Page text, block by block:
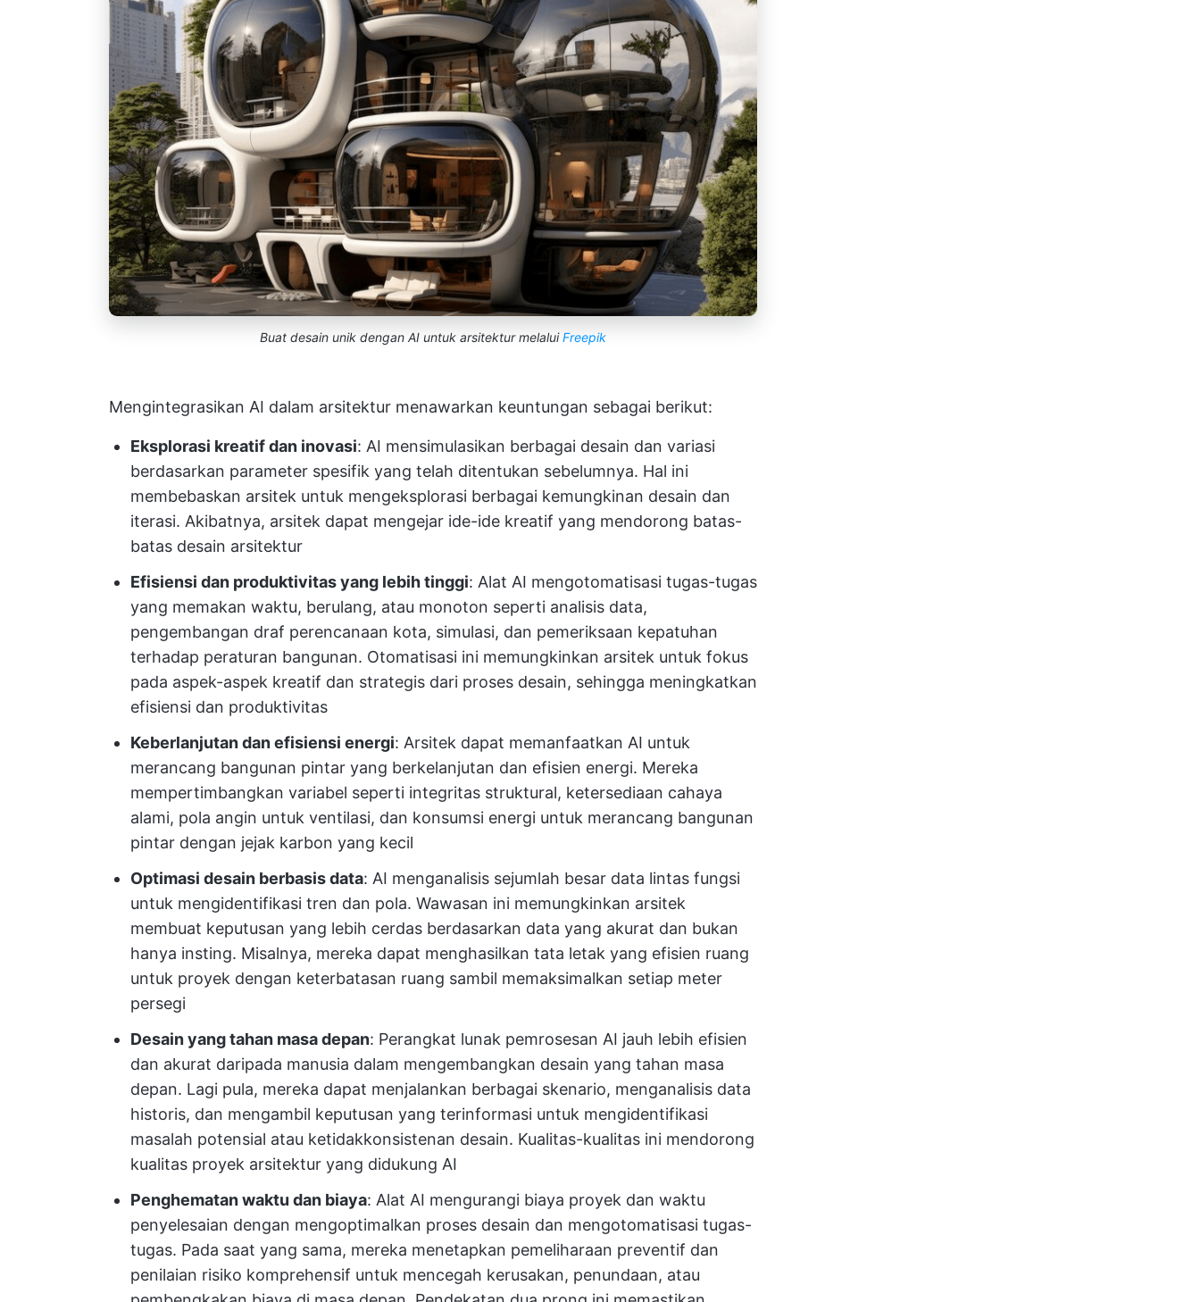
Buat desain unik dengan AI untuk arsitektur melaluiFreepik
Mengintegrasikan AI dalam arsitektur menawarkan keuntungan sebagai berikut:
Eksplorasi kreatif dan inovasi: AI mensimulasikan berbagai desain dan variasi
berdasarkan parameter spesifik yang telah ditentukan sebelumnya. Hal ini
membebaskan arsitek untuk mengeksplorasi berbagai kemungkinan desain dan
iterasi. Akibatnya, arsitek dapat mengejar ide-ide kreatif yang mendorong batas-
batas desain arsitektur
Efisiensi dan produktivitas yang lebih tinggi: Alat AI mengotomatisasi tugas-tugas
yang memakan waktu, berulang, atau monoton seperti analisis data,
pengembangan draf perencanaan kota, simulasi, dan pemeriksaan kepatuhan
terhadap peraturan bangunan. Otomatisasi ini memungkinkan arsitek untuk fokus
pada aspek-aspek kreatif dan strategis dari proses desain, sehingga meningkatkan
efisiensi dan produktivitas
Keberlanjutan dan efisiensi energi: Arsitek dapat memanfaatkan AI untuk
merancang bangunan pintar yang berkelanjutan dan efisien energi. Mereka
mempertimbangkan variabel seperti integritas struktural, ketersediaan cahaya
alami, pola angin untuk ventilasi, dan konsumsi energi untuk merancang bangunan
pintar dengan jejak karbon yang kecil
Optimasi desain berbasis data: AI menganalisis sejumlah besar data lintas fungsi
untuk mengidentifikasi tren dan pola. Wawasan ini memungkinkan arsitek
membuat keputusan yang lebih cerdas berdasarkan data yang akurat dan bukan
hanya insting. Misalnya, mereka dapat menghasilkan tata letak yang efisien ruang
untuk proyek dengan keterbatasan ruang sambil memaksimalkan setiap meter
persegi
Desain yang tahan masa depan: Perangkat lunak pemrosesan AI jauh lebih efisien
dan akurat daripada manusia dalam mengembangkan desain yang tahan masa
depan. Lagi pula, mereka dapat menjalankan berbagai skenario, menganalisis data
historis, dan mengambil keputusan yang terinformasi untuk mengidentifikasi
masalah potensial atau ketidakkonsistenan desain. Kualitas-kualitas ini mendorong
kualitas proyek arsitektur yang didukung AI
Penghematan waktu dan biaya: Alat AI mengurangi biaya proyek dan waktu
penyelesaian dengan mengoptimalkan proses desain dan mengotomatisasi tugas-
tugas. Pada saat yang sama, mereka menetapkan pemeliharaan preventif dan
penilaian risiko komprehensif untuk mencegah kerusakan, penundaan, atau